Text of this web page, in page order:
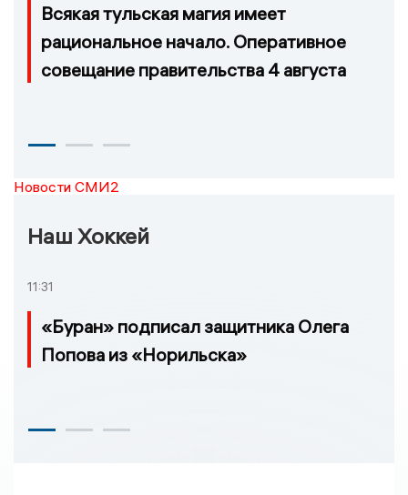
Всякая тульская магия имеет
рациональное начало. Оперативное
совещание правительства 4 августа
Новости СМИ2
Наш Хоккей
11:31
«Буран» подписал защитника Олега
Попова из «Норильска»